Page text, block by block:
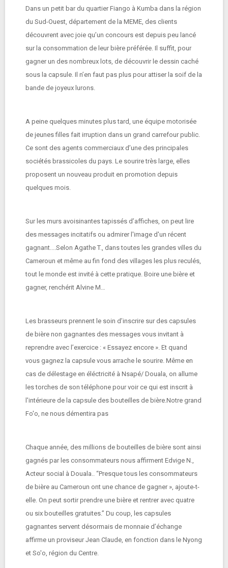
Dans un petit bar du quartier Fiango à Kumba dans la région
du Sud-Ouest, département de la MEME, des clients
découvrent avec joie qu’un concours est depuis peu lancé
sur la consommation de leur bière préférée. Il suffit, pour
gagner un des nombreux lots, de découvrir le dessin caché
sous la capsule. Il n’en faut pas plus pour attiser la soif de la
bande de joyeux lurons.
A peine quelques minutes plus tard, une équipe motorisée
de jeunes filles fait irruption dans un grand carrefour public.
Ce sont des agents commerciaux d’une des principales
sociétés brassicoles du pays. Le sourire très large, elles
proposent un nouveau produit en promotion depuis
quelques mois.
Sur les murs avoisinantes tapissés d’affiches, on peut lire
des messages incitatifs ou admirer l'image d'un récent
gagnant....Selon Agathe T., dans toutes les grandes villes du
Cameroun et même au fin fond des villages les plus reculés,
tout le monde est invité à cette pratique. Boire une bière et
gagner, renchérit Alvine M…
Les brasseurs prennent le soin d’inscrire sur des capsules
de bière non gagnantes des messages vous invitant à
reprendre avec l’exercice : « Essayez encore ». Et quand
vous gagnez la capsule vous arrache le sourire. Même en
cas de délestage en éléctricité à Nsapé/ Douala, on allume
les torches de son téléphone pour voir ce qui est inscrit à
l'intérieure de la capsule des bouteilles de bière.Notre grand
Fo'o, ne nous démentira pas
Chaque année, des millions de bouteilles de bière sont ainsi
gagnés par les consommateurs nous affirment Edvige N.,
Acteur social à Douala.. “Presque tous les consommateurs
de bière au Cameroun ont une chance de gagner », ajoute-t-
elle. On peut sortir prendre une bière et rentrer avec quatre
ou six bouteilles gratuites.” Du coup, les capsules
gagnantes servent désormais de monnaie d’échange
affirme un proviseur Jean Claude, en fonction dans le Nyong
et So'o, région du Centre.